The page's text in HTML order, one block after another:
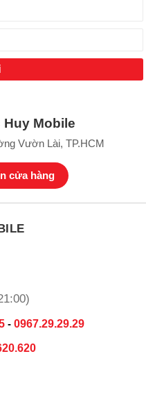
Mobile
Vườn Lài, TP.HCM
cửa hàng
- 0967.29.29.29